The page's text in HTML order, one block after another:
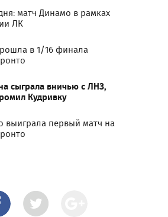
матч Динамо в рамках
ЛК
в 1/16 финала
сыграла вничью с ЛНЗ,
Кудривку
выиграла первый матч на